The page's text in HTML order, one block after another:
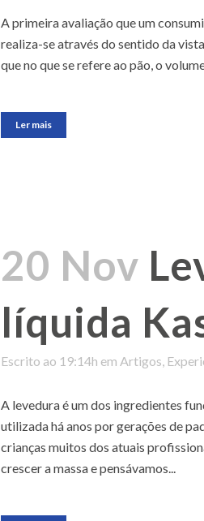
A primeira avaliação que um
realiza-se através do sentido da
que no que se refere ao pão, o
Ler mais
20 Nov
líquida
Escrito ao 19:14h em Artigos,
A levedura é um dos ingredientes
utilizada há anos por gerações de
crianças muitos dos atuais
crescer a massa e pensávamos...